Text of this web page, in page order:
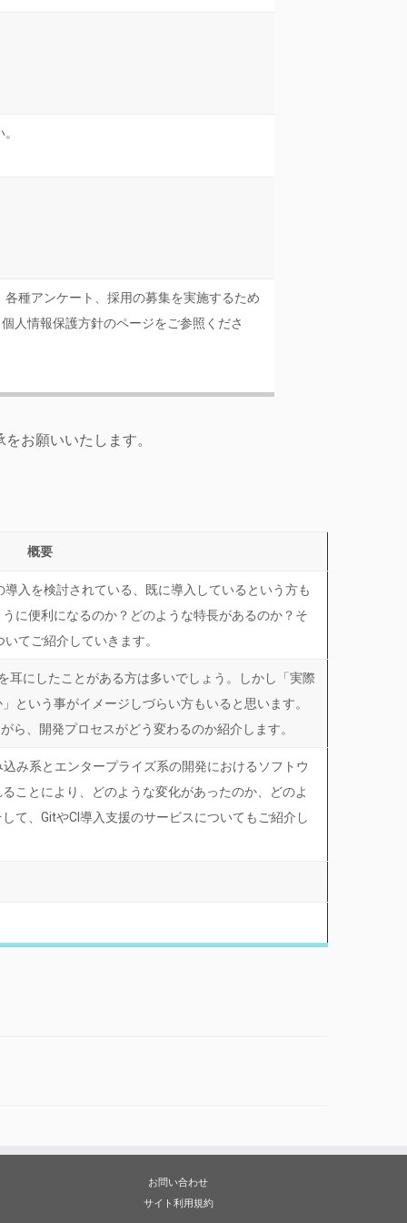
種アンケート、採用の募集を実施するため
人情報保護方針のページをご参照くださ
お願いいたします。
概要
入を検討されている、既に導入しているという方も
に便利になるのか？どのような特長があるのか？そ
てご紹介していきます。
耳にしたことがある方は多いでしょう。しかし「実際
という事がイメージしづらい方もいると思います。
ら、開発プロセスがどう変わるのか紹介します。
み系とエンタープライズ系の開発におけるソフトウ
ことにより、どのような変化があったのか、どのよ
て、GitやCI導入支援のサービスについてもご紹介し
お問い合わせ
サイト利用規約